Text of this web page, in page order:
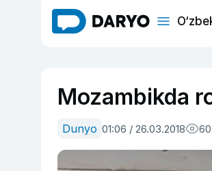
Mozambikda
Dunyo 01:06 / 26.03.2018